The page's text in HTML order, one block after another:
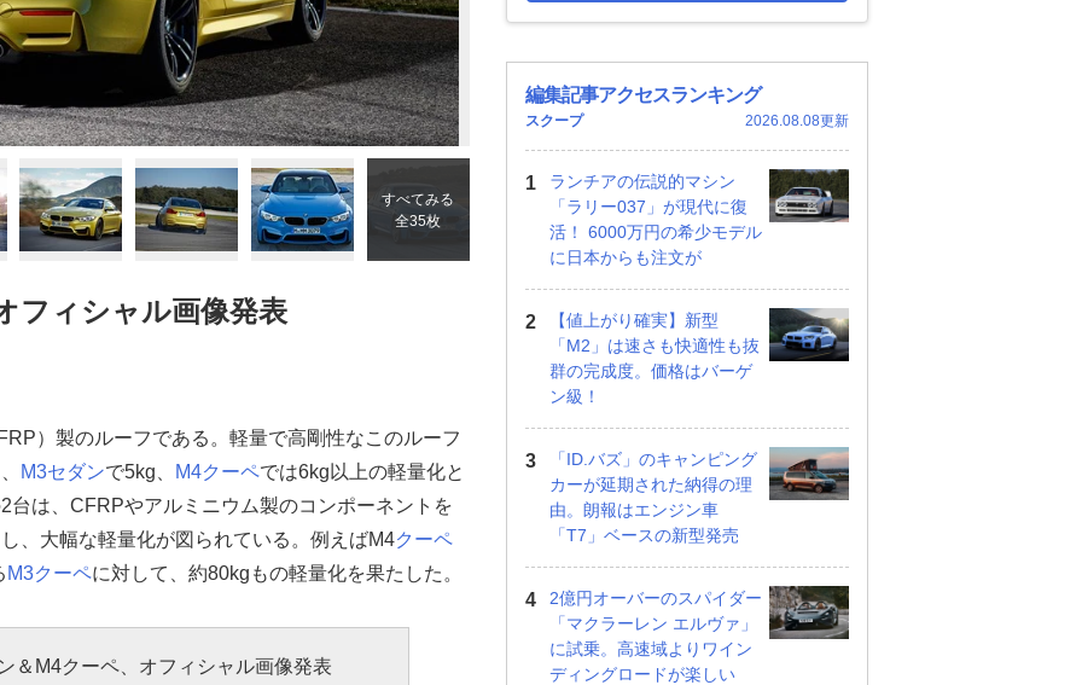
すべてみる
全35枚
フィシャル画像発表
）製のルーフである。軽量で高剛性なこのルーフ
M3セダンで5kg、 M4クーペでは6kg以上の軽量化と
台は、CFRPやアルミニウム製のコンポーネントを
、大幅な軽量化が図られている。例えばM4クーペ
M3クーペに対して、約80kgもの軽量化を果たした。
＆M4クーペ、オフィシャル画像発表
編集記事アクセスランキング
スクープ 2026.08.08更新
ランチアの伝説的マシン
「ラリー037」が現代に復
活！ 6000万円の希少モデル
に日本からも注文が
【値上がり確実】新型
「M2」は速さも快適性も抜
群の完成度。価格はバーゲ
ン級！
「ID.バズ」のキャンピング
カーが延期された納得の理
由。朗報はエンジン車
「T7」ベースの新型発売
2億円オーバーのスパイダー
「マクラーレン エルヴァ」
に試乗。高速域よりワイン
ディングロードが楽しい